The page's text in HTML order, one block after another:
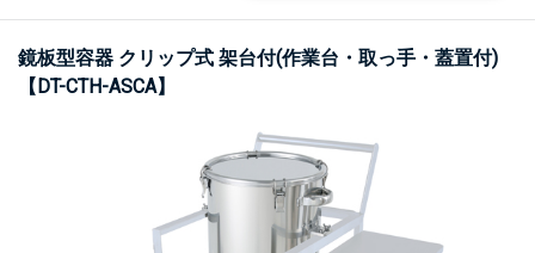
鏡板型容器 クリップ式 架台付(作業台・取っ手・蓋置付)
【DT-CTH-ASCA】